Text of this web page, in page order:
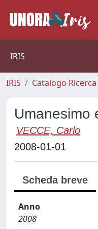
IRIS
IRIS Catalogo
Umanesimo
VECCE, Carlo
2008-01-01
Scheda breve
Anno
2008